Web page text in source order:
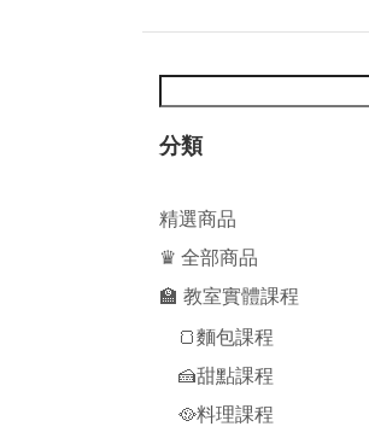
分類
精選商品
♛ 全部商品
🏫 教室實體課程
🍞麵包課程
🍰甜點課程
🥘料理課程